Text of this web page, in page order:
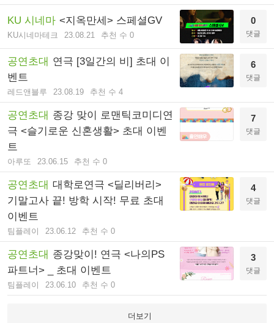
KU 시네마 <지옥만세> 스페셜GV
KU시네마테크 23.08.21 추천 수 0
0
댓글
공연초대 연극 [3일간의 비] 초대 이
벤트
레드앤블루 23.08.19 추천 수 4
6
댓글
공연초대 종강 맞이 로맨틱코미디연
극 <슬기로운 신혼생활> 초대 이벤
트
아루또 23.06.15 추천 수 0
7
댓글
공연초대 대학로연극 <딜리버리>
기말고사 끝! 방학 시작! 무료 초대
이벤트
팀플레이 23.06.12 추천 수 0
4
댓글
공연초대 종강맞이! 연극 <나의PS
파트너> _ 초대 이벤트
팀플레이 23.06.10 추천 수 0
3
댓글
더보기